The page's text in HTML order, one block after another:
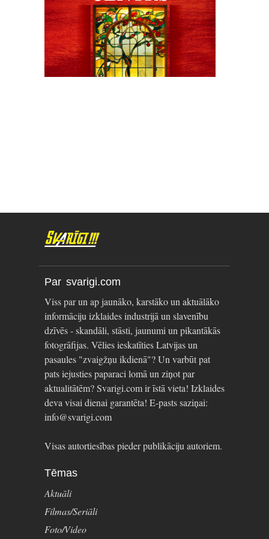
Par svarigi.com
Viss par un ap jaunāko, karstāko un aktuālāko
informāciju izklaides industrijā un slavenību
dzīvēs - skandāli, stāsti, jaunumi un pikantākās
fotogrāfijas. Vēlies ieskatīties Latvijas un
pasaules "zvaigžņu ikdienā"? Un varbūt pat
pats iejusties paparaci lomā un ziņot par
aktualitātēm? Svarigi.com ir īstā vieta! Izklaides
deva visai dienai garantēta! E-pasts saziņai:
info@svarigi.com
Visas autortiesības pieder publikāciju autoriem.
Tēmas
Aktuāli
Filmas/Seriāli
Foto/Video